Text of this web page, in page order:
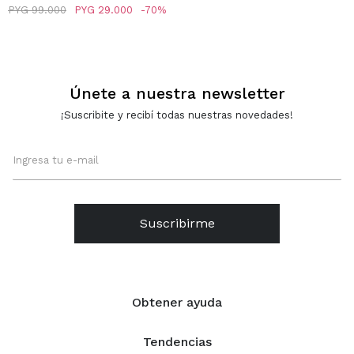
FLOR TRANSPARENTE -
PYG 29.000
PYG 99.000 70
Obtener ayuda
Tendencias
Únete a nuestra newsletter
¡Suscribite y recibí todas nuestras novedades!
Suscribirme